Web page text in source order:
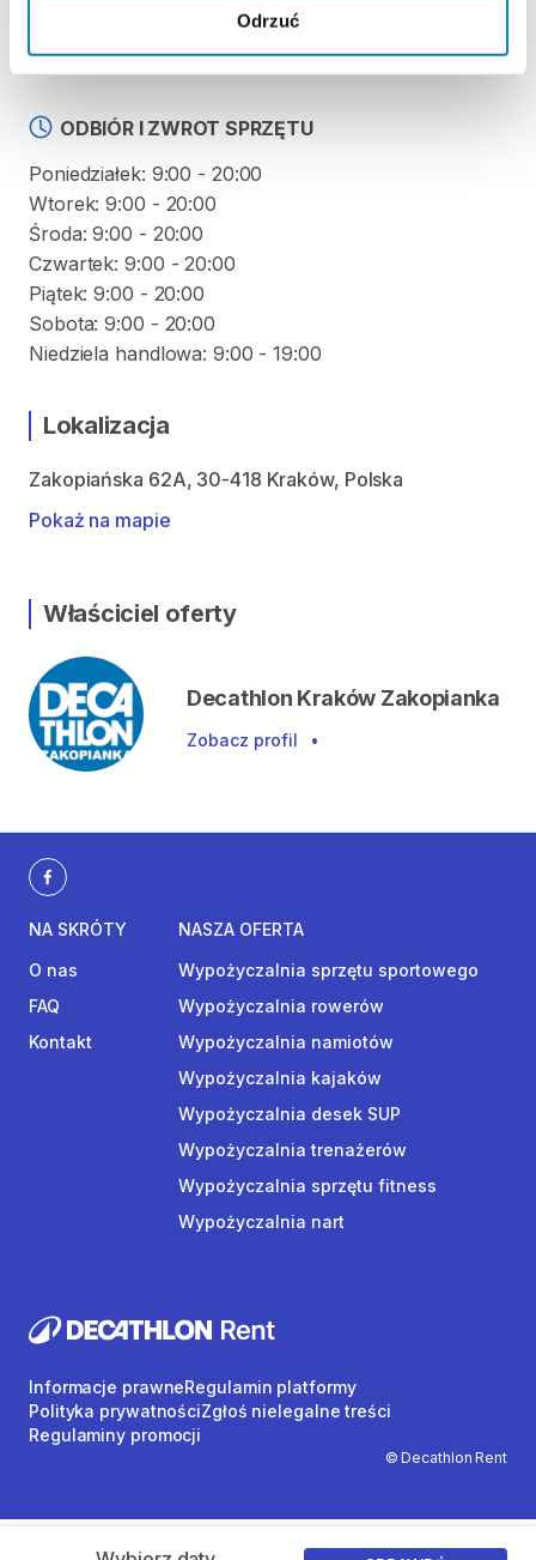
Odrzuć
Nie pobieramy kaucji za wypożyczenie tego
ODBIÓR I ZWROT SPRZĘTU
Poniedziałek: 9:00 - 20:00
Wtorek: 9:00 - 20:00
Środa: 9:00 - 20:00
Czwartek: 9:00 - 20:00
Piątek: 9:00 - 20:00
Sobota: 9:00 - 20:00
Niedziela handlowa: 9:00 - 19:00
Lokalizacja
Zakopiańska 62A, 30-418 Kraków, Polska
Pokaż na mapie
Właściciel oferty
Decathlon Kraków Zakopianka
Zobacz profil •
NA SKRÓTY
O nas
FAQ
Kontakt
NASZA OFERTA
Wypożyczalnia sprzętu sportowego
Wypożyczalnia rowerów
Wypożyczalnia namiotów
Wypożyczalnia kajaków
Wypożyczalnia desek SUP
Wypożyczalnia trenażerów
Wypożyczalnia sprzętu fitness
Wypożyczalnia nart
© Decathlon Rent
Informacje prawneRegulamin platformy
Polityka prywatnościZgłoś nielegalne treści
Regulaminy promocji